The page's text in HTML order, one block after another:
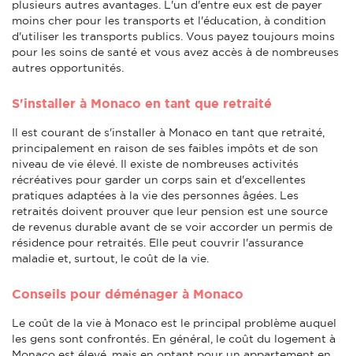
plusieurs autres avantages. L'un d'entre eux est de payer
moins cher pour les transports et l'éducation, à condition
d'utiliser les transports publics. Vous payez toujours moins
pour les soins de santé et vous avez accès à de nombreuses
autres opportunités.
S'installer à Monaco en tant que retraité
Il est courant de s'installer à Monaco en tant que retraité,
principalement en raison de ses faibles impôts et de son
niveau de vie élevé. Il existe de nombreuses activités
récréatives pour garder un corps sain et d'excellentes
pratiques adaptées à la vie des personnes âgées. Les
retraités doivent prouver que leur pension est une source
de revenus durable avant de se voir accorder un permis de
résidence pour retraités. Elle peut couvrir l'assurance
maladie et, surtout, le coût de la vie.
Conseils pour déménager à Monaco
Le coût de la vie à Monaco est le principal problème auquel
les gens sont confrontés. En général, le coût du logement à